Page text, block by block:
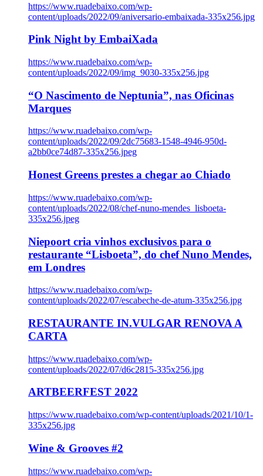
https://www.ruadebaixo.com/wp-
content/uploads/2022/09/aniversario-embaixada-335x256.jpg
Pink Night by EmbaiXada
https://www.ruadebaixo.com/wp-
content/uploads/2022/09/img_9030-335x256.jpg
“O Nascimento de Neptunia”, nas Oficinas
Marques
https://www.ruadebaixo.com/wp-
content/uploads/2022/09/2dc75683-1548-4946-950d-
a2bb0ce74d87-335x256.jpeg
Honest Greens prestes a chegar ao Chiado
https://www.ruadebaixo.com/wp-
content/uploads/2022/08/chef-nuno-mendes_lisboeta-
335x256.jpeg
Niepoort cria vinhos exclusivos para o
restaurante “Lisboeta”, do chef Nuno Mendes,
em Londres
https://www.ruadebaixo.com/wp-
content/uploads/2022/07/escabeche-de-atum-335x256.jpg
RESTAURANTE IN.VULGAR RENOVA A
CARTA
https://www.ruadebaixo.com/wp-
content/uploads/2022/07/d6c2815-335x256.jpg
ARTBEERFEST 2022
https://www.ruadebaixo.com/wp-content/uploads/2021/10/1-
335x256.jpg
Wine & Grooves #2
https://www.ruadebaixo.com/wp-